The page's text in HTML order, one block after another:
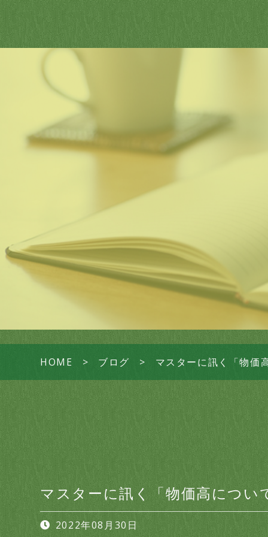
HOME ブログ マスターに訊く「物価
マスターに訊く「物価高につい
2022年08月30日